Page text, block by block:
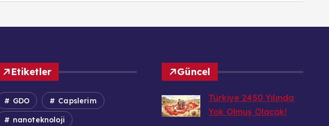
Etiketler
GDO Capslerim
nanoteknoloji
Güncel
Türkiye 2450 Yılında
Yok Olmuş Olacak!